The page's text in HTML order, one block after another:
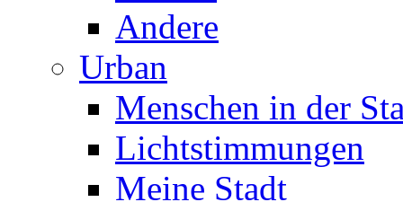
Andere
Urban
Menschen in der
Lichtstimmungen
Meine Stadt